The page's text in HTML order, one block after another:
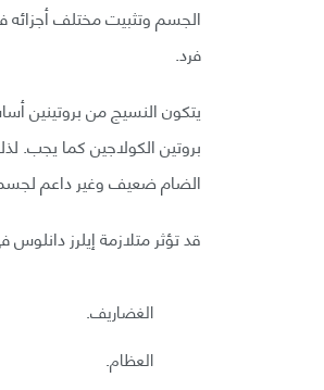
فرد.
يتكون النسيج من بروتينين
بروتين الكولاجين كما يجب.
الضام ضعيف وغير داعم
قد تؤثر متلازمة إيلرز
الغضاريف.
العظام.